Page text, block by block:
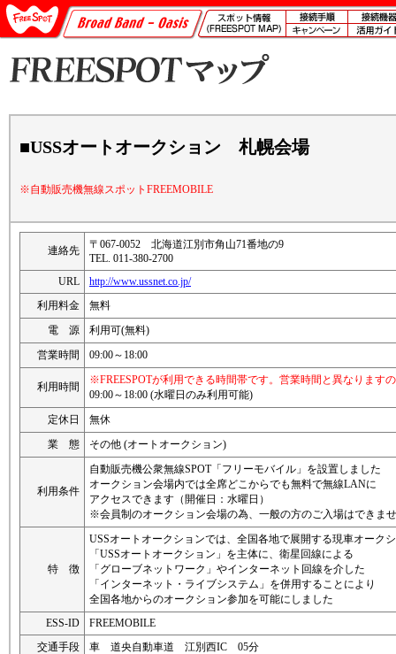
■USSオートオークション 札幌会場
※自動販売機無線スポットFREEMOBILE
連絡先
〒067-0052 北海道江別市角山71番地の9
TEL. 011-380-2700
URL
http://www.ussnet.co.jp/
利用料金
無料
電 源
利用可(無料)
営業時間
09:00～18:00
利用時間
※FREESPOTが利用できる時間帯です。営業時間と異なります
09:00～18:00 (水曜日のみ利用可能)
定休日
無休
業 態
その他 (オートオークション)
利用条件
自動販売機公衆無線SPOT「フリーモバイル」を設置しました
オークション会場内では全席どこからでも無料で無線LANに
アクセスできます（開催日：水曜日）
※会員制のオークション会場の為、一般の方のご入場はできま
特 徴
USSオートオークションでは、全国各地で展開する現車オーク
「USSオートオークション」を主体に、衛星回線による
「グローブネットワーク」やインターネット回線を介した
「インターネット・ライブシステム」を併用することにより
全国各地からのオークション参加を可能にしました
ESS-ID
FREEMOBILE
交通手段
車 道央自動車道 江別西IC 05分